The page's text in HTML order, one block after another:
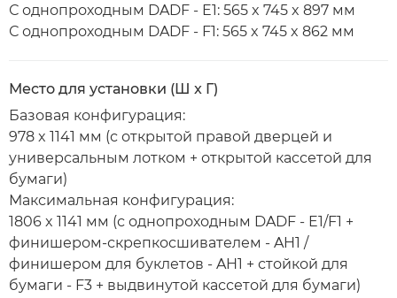
С однопроходным DADF - E1: 565 x 745 x 897 мм
С однопроходным DADF - F1: 565 x 745 x 862 мм
Место для установки (Ш x Г)
Базовая конфигурация:
978 x 1141 мм (с открытой правой дверцей и
универсальным лотком + открытой кассетой для
бумаги)
Максимальная конфигурация:
1806 x 1141 мм (с однопроходным DADF - E1/F1 +
финишером-скрепкосшивателем - AH1 /
финишером для буклетов - AH1 + стойкой для
бумаги - F3 + выдвинутой кассетой для бумаги)